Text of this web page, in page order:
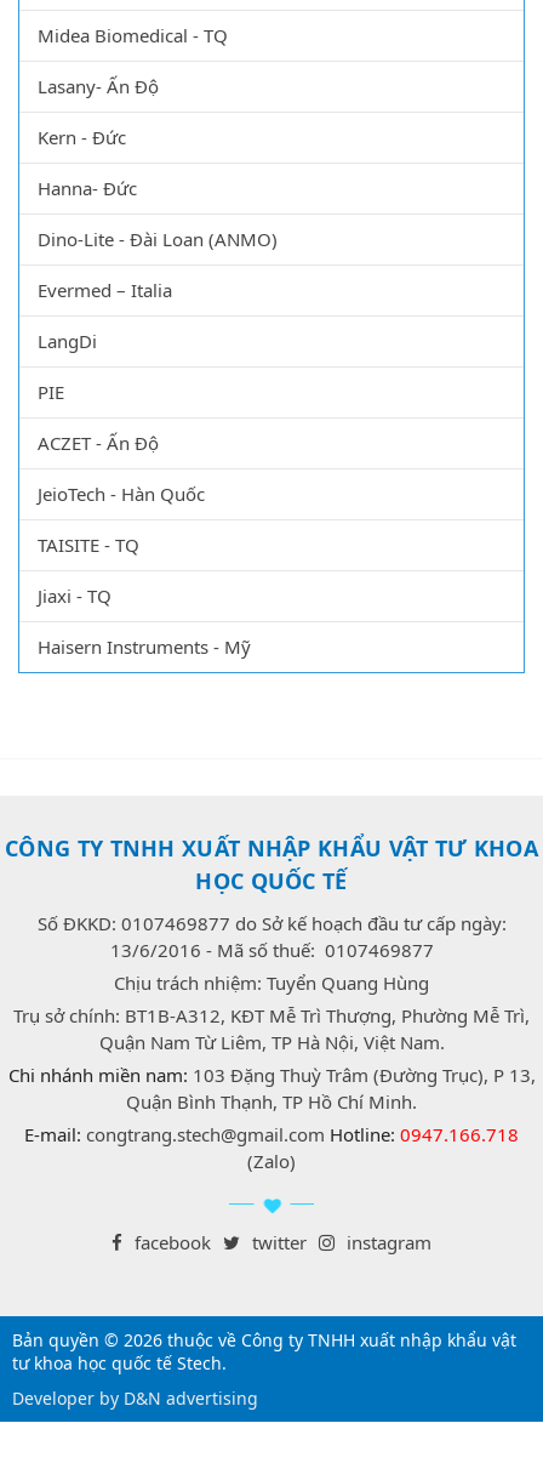
Midea Biomedical - TQ
Lasany- Ấn Độ
Kern - Đức
Hanna- Đức
Dino-Lite - Đài Loan (ANMO)
Evermed – Italia
LangDi
PIE
ACZET - Ấn Độ
JeioTech - Hàn Quốc
TAISITE - TQ
Jiaxi - TQ
Haisern Instruments - Mỹ
CÔNG TY TNHH XUẤT NHẬP KHẨU VẬT TƯ KHOA
HỌC QUỐC TẾ
Số ĐKKD: 0107469877 do Sở kế hoạch đầu tư cấp ngày:
13/6/2016 - Mã số thuế: 0107469877
Chịu trách nhiệm: Tuyển Quang Hùng
Trụ sở chính: BT1B-A312, KĐT Mễ Trì Thượng, Phường Mễ Trì,
Quận Nam Từ Liêm, TP Hà Nội, Việt Nam.
Chi nhánh miền nam: 103 Đặng Thuỳ Trâm (Đường Trục), P 13,
Quận Bình Thạnh, TP Hồ Chí Minh.
E-mail: congtrang.stech@gmail.com Hotline: 0947.166.718
(Zalo)
facebook twitter instagram
Bản quyền © 2026 thuộc về Công ty TNHH xuất nhập khẩu vật
tư khoa học quốc tế Stech.
Developer by D&N advertising